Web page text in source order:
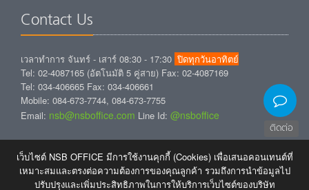
เว็บไซต์ NSB OFFICE มีการใช้งานคุกกี้ (Cookies) เพื่อเสนอคอนเทนต์ที่
เหมาะสมและตรงต่อความต้องการของคุณลูกค้า รวมถึงการนำข้อมูลไป
ปรับปรุงและเพิ่มประสิทธิภาพในการให้บริการเว็บไซต์ของบริษัท
ติดต่อ
Contact Us
เวลาทำการ จันทร์ - เสาร์ 08:30 - 17:30 ปิดทุกวันอาทิตย์
Tel: 02-4087165 (อัตโนมัติ 5 คู่สาย) Fax: 02-4087169
Tel: 034-406665 Fax: 034-406661
Mobile: 084-673-7744, 084-673-7755
Email: nsb@nsboffice.com Line Id: @nsboffice
Free E-Newsletter